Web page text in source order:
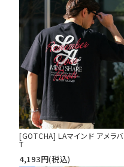
[GOTCHA] LAマインド アメラバ
T
4,193円(税込)